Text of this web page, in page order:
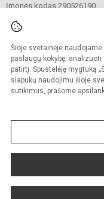
Šioje svetainėje
paslaugų kokybę,
patirtį. Spustelėję mygtuką
slapukų naudojimu šioje
sutikimus, prašome
Įmonės kodas 290526190
© 2023. Šiaulių lopšelis
Kopijuoti turinį be raštiško
Versija
Sumanus būdas